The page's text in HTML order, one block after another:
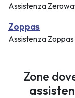
Assistenza
Zoppas
Assistenza Zoppas
Zone